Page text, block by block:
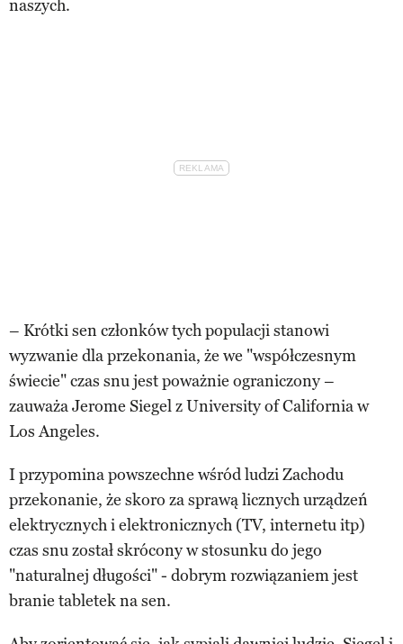
naszych.
– Krótki sen członków tych populacji stanowi
wyzwanie dla przekonania, że we "współczesnym
świecie" czas snu jest poważnie ograniczony –
zauważa Jerome Siegel z University of California w
Los Angeles.
I przypomina powszechne wśród ludzi Zachodu
przekonanie, że skoro za sprawą licznych urządzeń
elektrycznych i elektronicznych (TV, internetu itp)
czas snu został skrócony w stosunku do jego
"naturalnej długości" - dobrym rozwiązaniem jest
branie tabletek na sen.